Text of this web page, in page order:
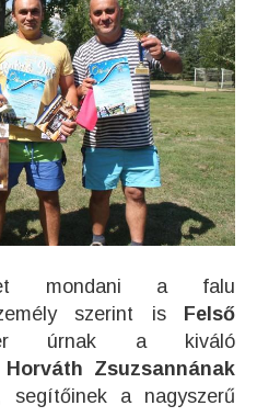
mondani a falu
szerint is Felső
úrnak a kiváló
Horváth Zsuzsannának
segítőinek a nagyszerű